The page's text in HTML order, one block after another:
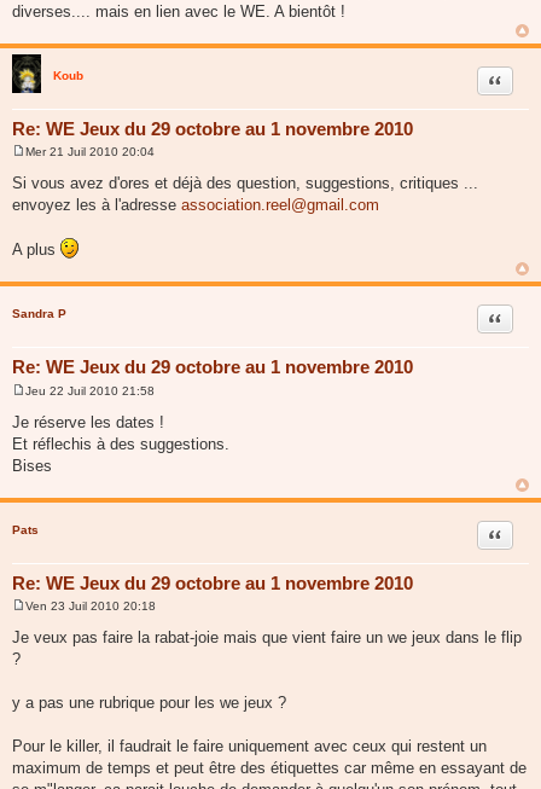
diverses.... mais en lien avec le WE. A bientôt !
Koub
Re: WE Jeux du 29 octobre au 1 novembre 2010
Citer
s
e
Mer 21 Juil 2010 20:04
Si vous avez d'ores et déjà des question, suggestions, critiques ...
envoyez les à l'adresse association.reel@gmail.com
A plus
Sandra P
Re: WE Jeux du 29 octobre au 1 novembre 2010
Citer
s
s
g
Jeu 22 Juil 2010 21:58
Je réserve les dates !
Et réflechis à des suggestions.
Bises
Pats
Re: WE Jeux du 29 octobre au 1 novembre 2010
Citer
s
e
Ven 23 Juil 2010 20:18
Je veux pas faire la rabat-joie mais que vient faire un we jeux dans le flip
?
y a pas une rubrique pour les we jeux ?
Pour le killer, il faudrait le faire uniquement avec ceux qui restent un
maximum de temps et peut être des étiquettes car même en essayant de